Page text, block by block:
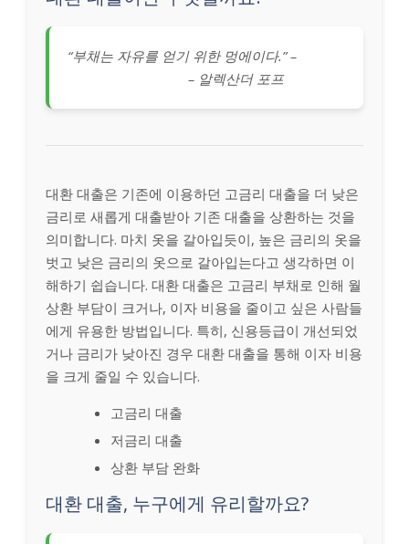
“부채는 자유를 얻기 위한 멍에이다.” –
– 알렉산더 포프
대환 대출은 기존에 이용하던 고금리 대출을 더 낮은
금리로 새롭게 대출받아 기존 대출을 상환하는 것을
의미합니다. 마치 옷을 갈아입듯이, 높은 금리의 옷을
벗고 낮은 금리의 옷으로 갈아입는다고 생각하면 이
해하기 쉽습니다. 대환 대출은 고금리 부채로 인해 월
상환 부담이 크거나, 이자 비용을 줄이고 싶은 사람들
에게 유용한 방법입니다. 특히, 신용등급이 개선되었
거나 금리가 낮아진 경우 대환 대출을 통해 이자 비용
을 크게 줄일 수 있습니다.
고금리 대출
저금리 대출
상환 부담 완화
대환 대출, 누구에게 유리할까요?